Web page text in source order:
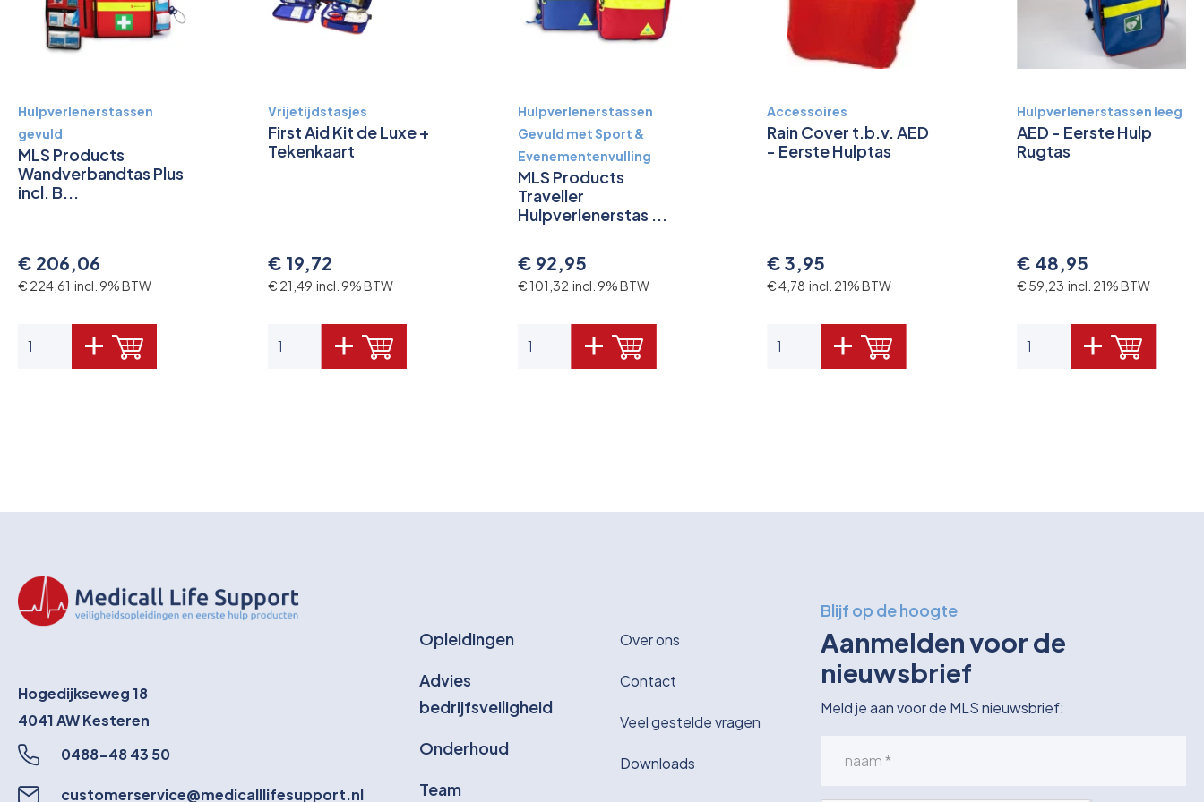
Hulpverlenerstassen
gevuld
MLS Products
Wandverbandtas Plus
incl. B...
€ 206,06
€ 224,61 incl. 9% BTW
Vrijetijdstasjes
First Aid Kit de Luxe +
Tekenkaart
€ 19,72
€ 21,49 incl. 9% BTW
Hulpverlenerstassen
Gevuld met Sport &
Evenementenvulling
MLS Products
Traveller
Hulpverlenerstas ...
€ 92,95
€ 101,32 incl. 9% BTW
Accessoires
Rain Cover t.b.v. AED
- Eerste Hulptas
€ 3,95
€ 4,78 incl. 21% BTW
Hulpverlenerstassen leeg
AED - Eerste Hulp
Rugtas
€ 48,95
€ 59,23 incl. 21% BTW
Hogedijkseweg 18
4041 AWKesteren
0488-48 43 50
customerservice@medicalllifesupport.nl
Opleidingen
Advies
bedrijfsveiligheid
Onderhoud
Team
Over ons
Contact
Veel gestelde vragen
Downloads
Blijf op de hoogte
Aanmelden voor de
nieuwsbrief
Meld je aan voor de MLS nieuwsbrief: